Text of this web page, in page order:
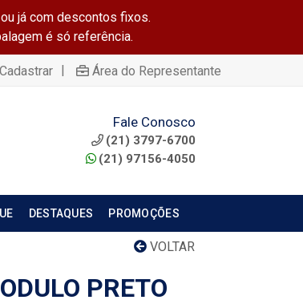
já com descontos fixos.
é só referência.
| Área do Representante
Fale Conosco
(21) 3797-6700
(21) 97156-4050
DESTAQUES PROMOÇÕES
VOLTAR
PRETO